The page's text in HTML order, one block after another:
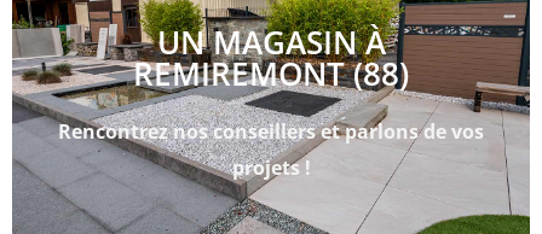
UN MAGASIN À
REMIREMONT (88)
Rencontrez nos conseillers et parlons de vos
projets !